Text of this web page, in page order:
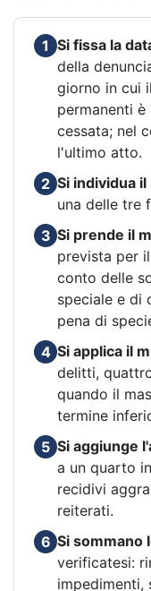
1 Si fissa la
della
giorno in cui
permanenti
cessata; nel
l'ultimo atto.
2 Si individua
una delle tre
3 Si prende il
prevista per
conto delle
speciale e di
pena di
4 Si applica il
delitti,
quando il
termine
5 Si aggiunge
a un quarto
recidivi
reiterati.
6 Si sommano
verificatesi:
impedimenti,